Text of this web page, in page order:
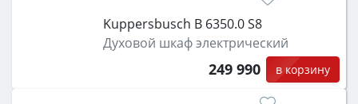
Kuppersbusch B 6350.0 S8
Духовой шкаф электрический
249 990 в корзину